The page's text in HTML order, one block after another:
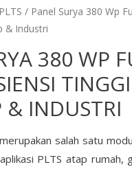
/ Panel Surya 380 Wp
& Industri
380 WP
& INDUSTRI
salah satu
PLTS atap rumah,